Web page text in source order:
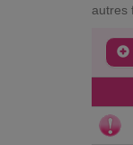
autres